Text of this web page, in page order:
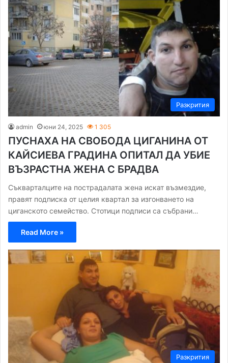
Разкрития
admin юни 24, 2025 1 305
ПУСНАХА НА СВОБОДА ЦИГАНИНА ОТ
КАЙСИЕВА ГРАДИНА ОПИТАЛ ДА УБИЕ
ВЪЗРАСТНА ЖЕНА С БРАДВА
Съкварталците на пострадалата жена искат възмездие,
правят подписка от целия квартал за изгонването на
циганското семейство. Стотици подписи са събрани…
Read More »
Разкрития